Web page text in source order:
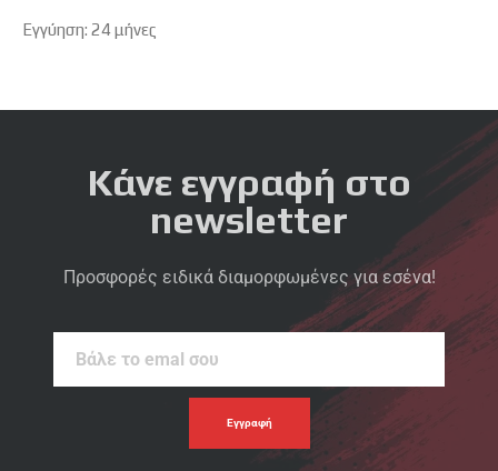
Εγγύηση: 24 μήνες
Κάνε εγγραφή στο
newsletter
Προσφορές ειδικά διαμορφωμένες για εσένα!